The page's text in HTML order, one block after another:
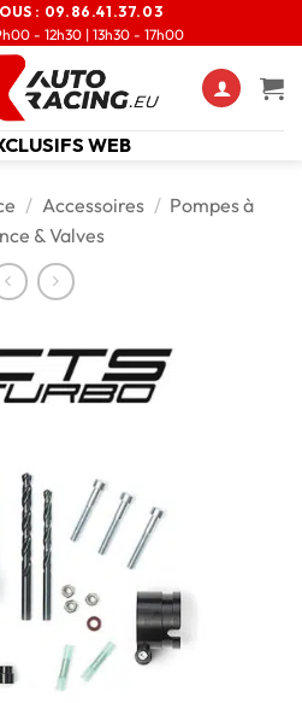
: 09.86.41.37.03
- 12h30 | 13h30 - 17h00
WEB
/ Accessoires / Pompes à
& Valves